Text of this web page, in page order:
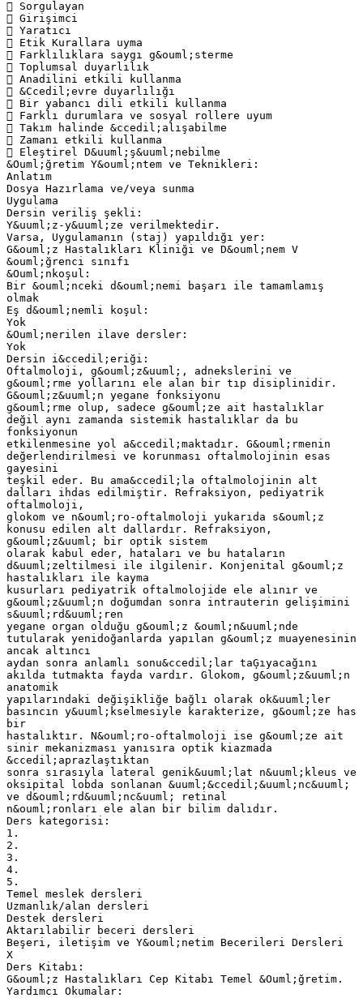
 Sorgulayan
 Girişimci
 Yaratıcı
 Etik Kurallara uyma
 Farklılıklara saygı g&ouml;sterme
 Toplumsal duyarlılık
 Anadilini etkili kullanma
 &Ccedil;evre duyarlılığı
 Bir yabancı dili etkili kullanma
 Farklı durumlara ve sosyal rollere uyum
 Takım halinde &ccedil;alışabilme
 Zamanı etkili kullanma
 Eleştirel D&uuml;ş&uuml;nebilme
&Ouml;ğretim Y&ouml;ntem ve Teknikleri:
Anlatım
Dosya Hazırlama ve/veya sunma
Uygulama
Dersin veriliş şekli:
Y&uuml;z-y&uuml;ze verilmektedir.
Varsa, Uygulamanın (staj) yapıldığı yer:
G&ouml;z Hastalıkları Kliniği ve D&ouml;nem V
&ouml;ğrenci sınıfı
&Ouml;nkoşul:
Bir &ouml;nceki d&ouml;nemi başarı ile tamamlamış
olmak
Eş d&ouml;nemli koşul:
Yok
&Ouml;nerilen ilave dersler:
Yok
Dersin i&ccedil;eriği:
Oftalmoloji, g&ouml;z&uuml;, adnekslerini ve
g&ouml;rme yollarını ele alan bir tıp disiplinidir.
G&ouml;z&uuml;n yegane fonksiyonu
g&ouml;rme olup, sadece g&ouml;ze ait hastalıklar
değil aynı zamanda sistemik hastalıklar da bu
fonksiyonun
etkilenmesine yol a&ccedil;maktadır. G&ouml;rmenin
değerlendirilmesi ve korunması oftalmolojinin esas
gayesini
teşkil eder. Bu ama&ccedil;la oftalmolojinin alt
dalları ihdas edilmiştir. Refraksiyon, pediyatrik
oftalmoloji,
glokom ve n&ouml;ro-oftalmoloji yukarıda s&ouml;z
konusu edilen alt dallardır. Refraksiyon,
g&ouml;z&uuml; bir optik sistem
olarak kabul eder, hataları ve bu hataların
d&uuml;zeltilmesi ile ilgilenir. Konjenital g&ouml;z
hastalıkları ile kayma
kusurları pediyatrik oftalmolojide ele alınır ve
g&ouml;z&uuml;n doğumdan sonra intrauterin gelişimini
s&uuml;rd&uuml;ren
yegane organ olduğu g&ouml;z &ouml;n&uuml;nde
tutularak yenidoğanlarda yapılan g&ouml;z muayenesinin
ancak altıncı
aydan sonra anlamlı sonu&ccedil;lar taĢıyacağını
akılda tutmakta fayda vardır. Glokom, g&ouml;z&uuml;n
anatomik
yapılarındaki değişikliğe bağlı olarak ok&uuml;ler
basıncın y&uuml;kselmesiyle karakterize, g&ouml;ze has
bir
hastalıktır. N&ouml;ro-oftalmoloji ise g&ouml;ze ait
sinir mekanizması yanısıra optik kiazmada
&ccedil;aprazlaştıktan
sonra sırasıyla lateral genik&uuml;lat n&uuml;kleus ve
oksipital lobda sonlanan &uuml;&ccedil;&uuml;nc&uuml;
ve d&ouml;rd&uuml;nc&uuml; retinal
n&ouml;ronları ele alan bir bilim dalıdır.
Ders kategorisi:
1.
2.
3.
4.
5.
Temel meslek dersleri
Uzmanlık/alan dersleri
Destek dersleri
Aktarılabilir beceri dersleri
Beşeri, iletişim ve Y&ouml;netim Becerileri Dersleri
X
Ders Kitabı:
G&ouml;z Hastalıkları Cep Kitabı Temel &Ouml;ğretim.
Yardımcı Okumalar: